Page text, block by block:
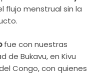
flujo menstrual sin la
fue con nuestras
de Bukavu, en Kivu
Congo, con quienes